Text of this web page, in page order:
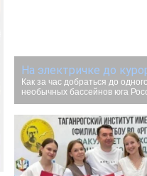
На электричке до
Как за час добраться до
необычных бассейнов юга